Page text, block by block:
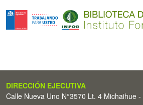
DIRECCIÓN EJECUTIVA
Calle Nueva Uno N°3570 Lt. 4 Michaihue -